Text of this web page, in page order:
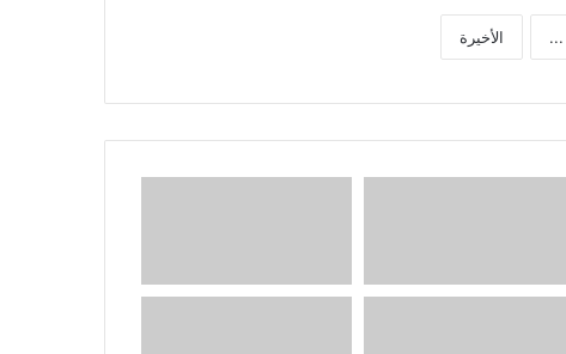
... الأخيرة